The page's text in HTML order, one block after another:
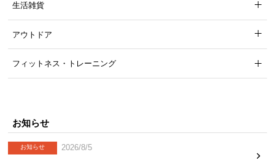
生活雑貨
アウトドア
フィットネス・トレーニング
お知らせ
お知らせ
2026/8/5